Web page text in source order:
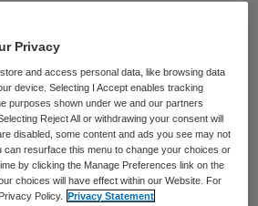
Zorgautoriteit (NZa) deelt
. Met de analyses wil
geven aan het maken
“Door in de regio samen
oplossen van knelpunten,
Privacy
and access personal data, like browsing data
device. Selecting I Accept enables tracking
purposes shown under we and our partners
Reject All or withdrawing your consent will
disabled, some content and ads you see may not
can resurface this menu to change your choices or
by clicking the Manage Preferences link on the
choices will have effect within our Website. For
Policy.
Privacy Statement